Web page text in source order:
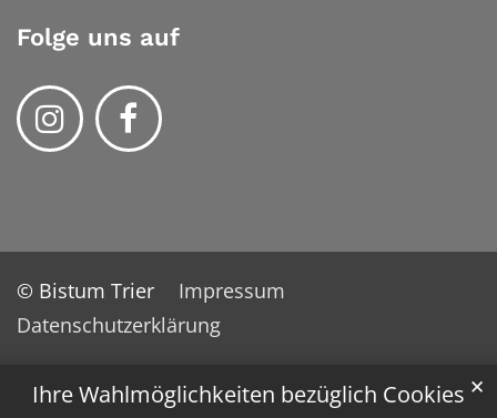
Ihre Wahlmöglichkeiten bezüglich Cookies ✕
Folge uns auf
© Bistum Trier
Impressum
Datenschutzerklärung